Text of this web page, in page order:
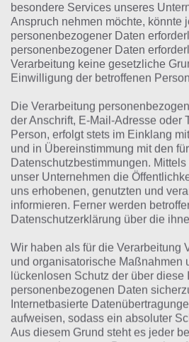
SEIDE
Bei dieser Lösung handelt es
wir noch die Links
Tägliches Rätsel:Zur
Rätsel aus dem Jahr 2023:
gesucht war
Zur Übersicht:4 Bilder 1
besondere Services unseres
Anspruch nehmen möchte, könnte
personenbezogener Daten
personenbezogener Daten
Verarbeitung keine gesetzliche
Einwilligung der betroffenen
Die Verarbeitung
der Anschrift, E-Mail-Adresse oder
Person, erfolgt stets im Einklang
und in Übereinstimmung mit den
Datenschutzbestimmungen.
unser Unternehmen die
uns erhobenen, genutzten und
informieren. Ferner werden
Datenschutzerklärung über die
Wir haben als für die Verarbeitung
und organisatorische Maßnahmen
lückenlosen Schutz der über
personenbezogenen Daten
Internetbasierte
aufweisen, sodass ein absoluter
Aus diesem Grund steht es jeder